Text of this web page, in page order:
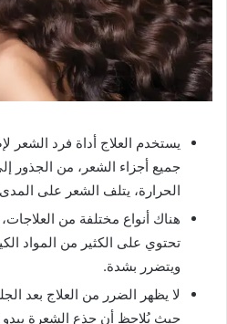
يستخدم العلاج أداة فرد الشعر
جميع أجزاء الشعر، من الجذور
الحرارة، يتلف الشعر على
هناك أنواع مختلفة من
تحتوي على الكثير من المواد
ويتضرر بشدة.
لا يظهر الضرر من العلاج بعد
حيث يُلاحظ أن جذع الشعرة يبدو